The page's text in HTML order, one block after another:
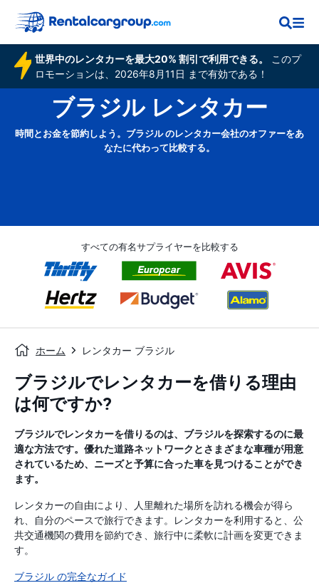
世界中のレンタカーを最大20% 割引で利用できる。
このプ
ロモーションは、2026年8月11日 まで有効である！
ブラジル レンタカー
時間とお金を節約しよう。ブラジル のレンタカー会社のオファーをあ
なたに代わって比較する。
すべての有名サプライヤーを比較する
ホーム レンタカー ブラジル
ブラジルでレンタカーを借りる理由
は何ですか?
ブラジルでレンタカーを借りるのは、ブラジルを探索するのに最
適な方法です。優れた道路ネットワークとさまざまな車種が用意
されているため、ニーズと予算に合った車を見つけることができ
ます。
レンタカーの自由により、人里離れた場所を訪れる機会が得ら
れ、自分のペースで旅行できます。レンタカーを利用すると、公
共交通機関の費用を節約でき、旅行中に柔軟に計画を変更できま
す。
ブラジル の完全なガイド